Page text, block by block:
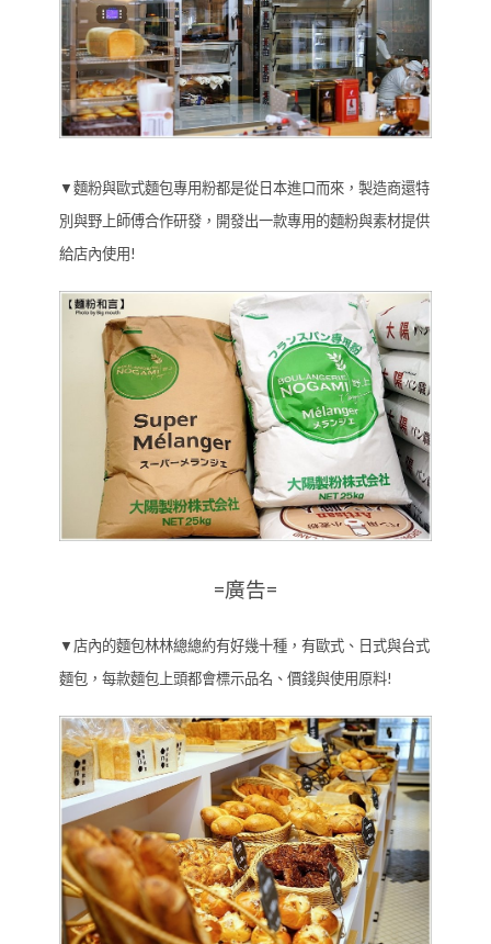
▼麵粉與歐式麵包專用粉都是從日本進口而來，製造商還特
別與野上師傅合作研發，開發出一款專用的麵粉與素材提供
給店內使用!
=廣告=
▼店內的麵包林林總總約有好幾十種，有歐式、日式與台式
麵包，每款麵包上頭都會標示品名、價錢與使用原料!